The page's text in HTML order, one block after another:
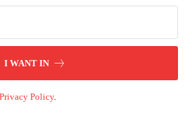
I WANT IN
Privacy Policy.